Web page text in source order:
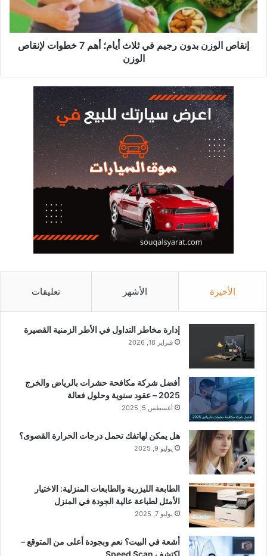
أيام؛
أهم
7
خطوات
إنقاص الوزن بدون رجيم في ثلاث أيام؛ أهم 7 خطوات لإنقاص
الوزن
الأخيرة الأشهر تعليقات
إدارة مخاطر التداول في الأطر الزمنية القصيرة
فبراير 18, 2026
أفضل شركة مكافحة حشرات بالرياض والخرج
2025 – عقود سنوية وحلول فعالة
أغسطس 5, 2025
هل يمكن لهاتفك تحمل درجات الحرارة القصوى؟
يوليو 9, 2025
الطابعة الليزرية والطابعات المنزلية: الاختيار
الأمثل لطباعة عالية الجودة في المنزل
يوليو 7, 2025
أشعة في البيت؟ نعم وبجودة أعلى من المتوقع –